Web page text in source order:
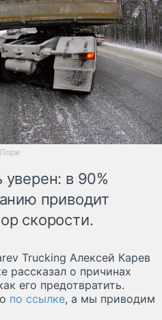
в 90%
приводит
скорости.
Trucking Алексей Карев
рассказал о причинах
его предотвратить.
по ссылке, а мы приводим